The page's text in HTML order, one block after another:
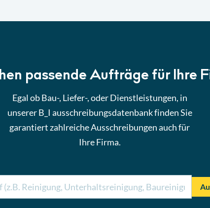
passende Aufträge für Ihre
Egal ob Bau-, Liefer-, oder Dienstleistungen, in
unserer B_I ausschreibungsdatenbank finden Sie
garantiert zahlreiche Ausschreibungen auch für
Ihre Firma.